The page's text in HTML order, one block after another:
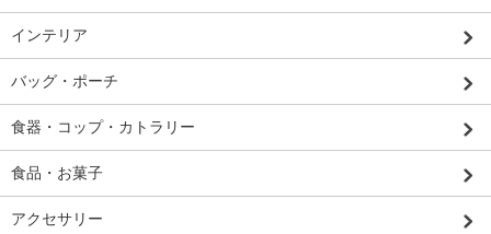
インテリア
バッグ・ポーチ
食器・コップ・カトラリー
食品・お菓子
アクセサリー